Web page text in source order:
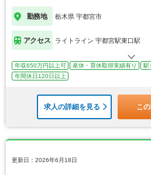
勤務地 栃木県 宇都宮市
アクセス ライトライン 宇都宮駅東口駅
年収650万円以上可 産休・育休取得実績有り 駅
年間休日120日以上
求人の詳細を見る こ
更新日：2026年6月18日